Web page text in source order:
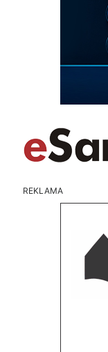
REKLAMA